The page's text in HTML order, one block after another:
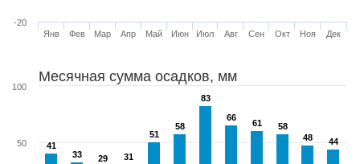
Янв Фев Мар Апр Май Июн Июл Авг Сен Окт Ноя Дек
-20
Месячная сумма осадков, мм
41
41
33
33 29
29 31
31
51
51
58
58
83
83
66
66
61
61 58
58
48
48 44
44
50
100